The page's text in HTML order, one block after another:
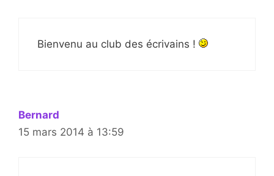
Bienvenu au club des écrivains !
Bernard
15 mars 2014 à 13:59